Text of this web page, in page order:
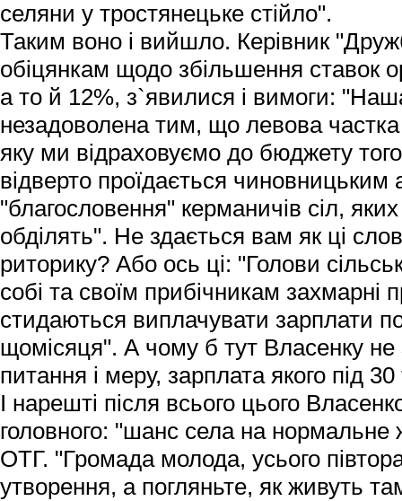
селяни у тростянецьке стійло".
Таким воно і вийшло. Керівник
обіцянкам щодо збільшення ставок
а то й 12%, з`явилися і вимоги:
незадоволена тим, що левова
яку ми відраховуємо до бюджету
відверто проїдається чиновницьким
"благословення" керманичів сіл,
обділять". Не здається вам як ці
риторику? Або ось ці: "Голови
собі та своїм прибічникам захмарні
стидаються виплачувати зарплати
щомісяця". А чому б тут Власенку не
питання і меру, зарплата якого під
І нарешті після всього цього
головного: "шанс села на нормальне
ОТГ. "Громада молода, усього
утворення, а погляньте, як живуть